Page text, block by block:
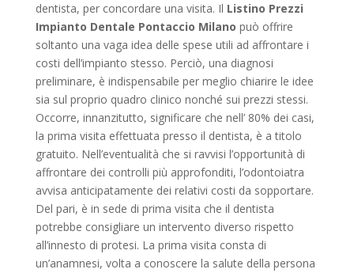
dentista, per concordare una visita. Il Listino Prezzi
Impianto Dentale Pontaccio Milano può offrire
soltanto una vaga idea delle spese utili ad affrontare i
costi dell’impianto stesso. Perciò, una diagnosi
preliminare, è indispensabile per meglio chiarire le idee
sia sul proprio quadro clinico nonché sui prezzi stessi.
Occorre, innanzitutto, significare che nell’ 80% dei casi,
la prima visita effettuata presso il dentista, è a titolo
gratuito. Nell’eventualità che si ravvisi l’opportunità di
affrontare dei controlli più approfonditi, l’odontoiatra
avvisa anticipatamente dei relativi costi da sopportare.
Del pari, è in sede di prima visita che il dentista
potrebbe consigliare un intervento diverso rispetto
all’innesto di protesi. La prima visita consta di
un’anamnesi, volta a conoscere la salute della persona